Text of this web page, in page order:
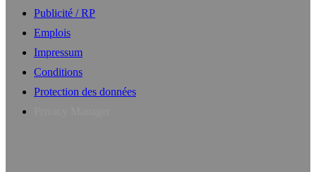
Publicité / RP
Emplois
Impressum
Conditions
Protection des données